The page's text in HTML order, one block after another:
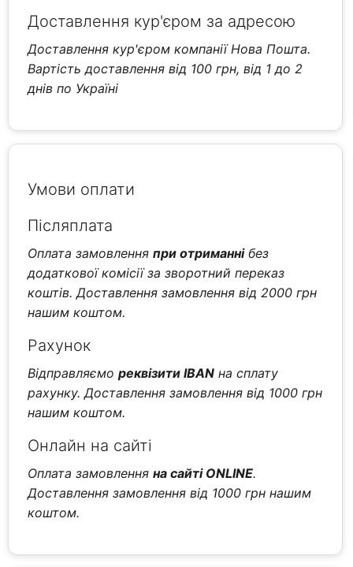
Доставлення кур'єром за адресою
Доставлення кур'єром компанії Нова Пошта.
Вартість доставлення від 100 грн, від 1 до 2
днів по Україні
Умови оплати
Післяплата
Оплата замовленняпри отриманнібез
додаткової комісії за зворотний переказ
коштів. Доставлення замовлення від 2000 грн
нашим коштом.
Рахунок
Відправляємореквізити IBAN на сплату
рахунку. Доставлення замовлення від 1000 грн
нашим коштом.
Онлайн на сайті
Оплата замовленняна сайті ONLINE.
Доставлення замовлення від 1000 грн нашим
коштом.